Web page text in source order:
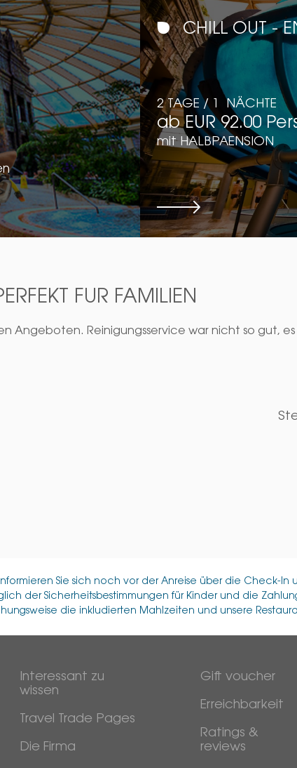
CHILL OUT -
2 TAGE / 1 NÄCHTE
ab EUR 92.00
mit HALBPAENSION
Details
FÜR FAMILIEN
Angeboten. Reinigungsservice war nicht so gut,
Sie sich noch vor der Anreise über die Check-In
der Sicherheitsbestimmungen für Kinder und die
die inkludierten Mahlzeiten und unsere
Interessant zu
wissen
Travel Trade Pages
Die Firma
Gift voucher
Erreichbarkeit
Ratings &
reviews